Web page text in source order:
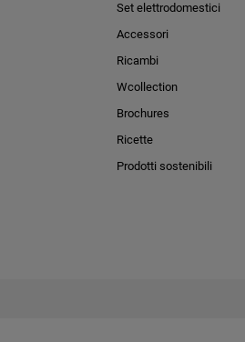
Set elettrodomestici
Accessori
Ricambi
Wcollection
Brochures
Ricette
Prodotti sostenibili